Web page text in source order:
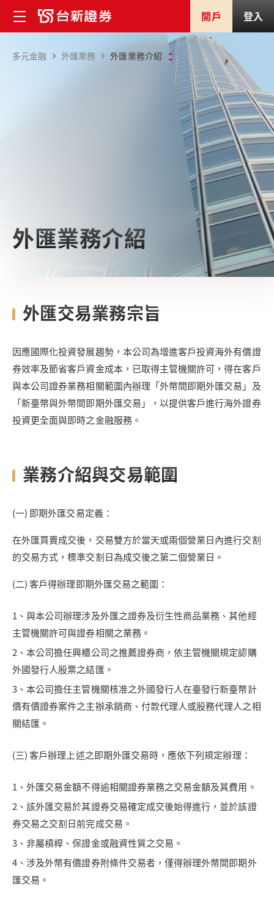
開戶 登入
多元金融 外匯業務 外匯業務介紹
外匯業務介紹
外匯交易業務宗旨
因應國際化投資發展趨勢，本公司為增進客戶投資海外有價證
券效率及節省客戶資金成本，已取得主管機關許可，得在客戶
與本公司證券業務相關範圍內辦理「外幣間即期外匯交易」及
「新臺幣與外幣間即期外匯交易」，以提供客戶進行海外證券
投資更全面與即時之金融服務。
業務介紹與交易範圍
(一) 即期外匯交易定義：
在外匯買賣成交後，交易雙方於當天或兩個營業日內進行交割
的交易方式，標準交割日為成交後之第二個營業日。
(二) 客戶得辦理即期外匯交易之範圍：
1、與本公司辦理涉及外匯之證券及衍生性商品業務、其他經
主管機關許可與證券相關之業務。
2、本公司擔任興櫃公司之推薦證券商，依主管機關規定認購
外國發行人股票之結匯。
3、本公司擔任主管機關核准之外國發行人在臺發行新臺幣計
價有價證券案件之主辦承銷商、付款代理人或股務代理人之相
關結匯。
(三) 客戶辦理上述之即期外匯交易時，應依下列規定辦理：
1、外匯交易金額不得逾相關證券業務之交易金額及其費用。
2、該外匯交易於其證券交易確定成交後始得進行，並於該證
券交易之交割日前完成交易。
3、非屬槓桿、保證金或融資性質之交易。
4、涉及外幣有價證券附條件交易者，僅得辦理外幣間即期外
匯交易。